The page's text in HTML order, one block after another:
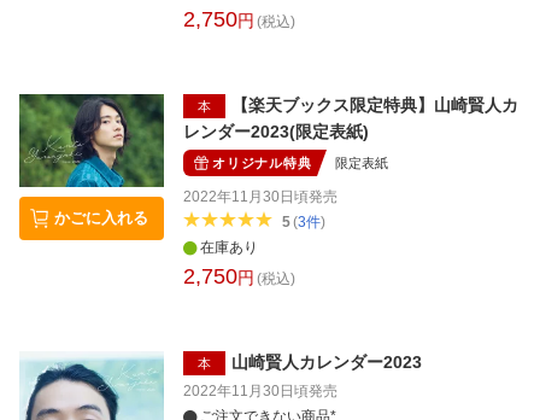
2,750円 (税込)
かごに入れる
本
【楽天ブックス限定特典】山崎賢人カ
レンダー2023(限定表紙)
オリジナル特典 限定表紙
2022年11月30日頃発売
5(3件)
在庫あり
2,750円 (税込)
本 山崎賢人カレンダー2023
2022年11月30日頃発売
ご注文できない商品*